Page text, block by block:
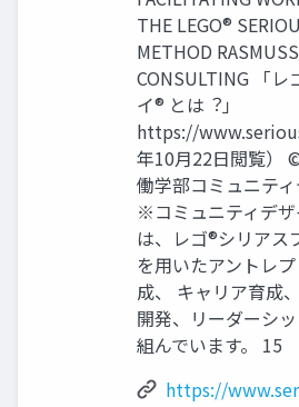
THE LEGO®
METHOD
CONSULTING 「レ
イ® とは︖」
https://
年10月22日閲覧）
働学部コミュニテ
※コミュニティデ
は、レゴ®シリアス
を用いたアントレ
成、 キャリア育成
開発、リーダーシ
組んでいます。 15
https://